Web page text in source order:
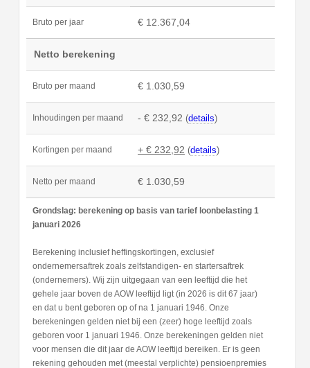
Bruto per jaar € 12.367,04
Netto berekening
Bruto per maand € 1.030,59
Inhoudingen per maand - € 232,92 (details)
Kortingen per maand + € 232,92 (details)
Netto per maand € 1.030,59
Grondslag: berekening op basis van tarief loonbelasting 1
januari 2026
Berekening inclusief heffingskortingen, exclusief
ondernemersaftrek zoals zelfstandigen- en startersaftrek
(ondernemers). Wij zijn uitgegaan van een leeftijd die het
gehele jaar boven de AOW leeftijd ligt (in 2026 is dit 67 jaar)
en dat u bent geboren op of na 1 januari 1946. Onze
berekeningen gelden niet bij een (zeer) hoge leeftijd zoals
geboren voor 1 januari 1946. Onze berekeningen gelden niet
voor mensen die dit jaar de AOW leeftijd bereiken. Er is geen
rekening gehouden met (meestal verplichte) pensioenpremies